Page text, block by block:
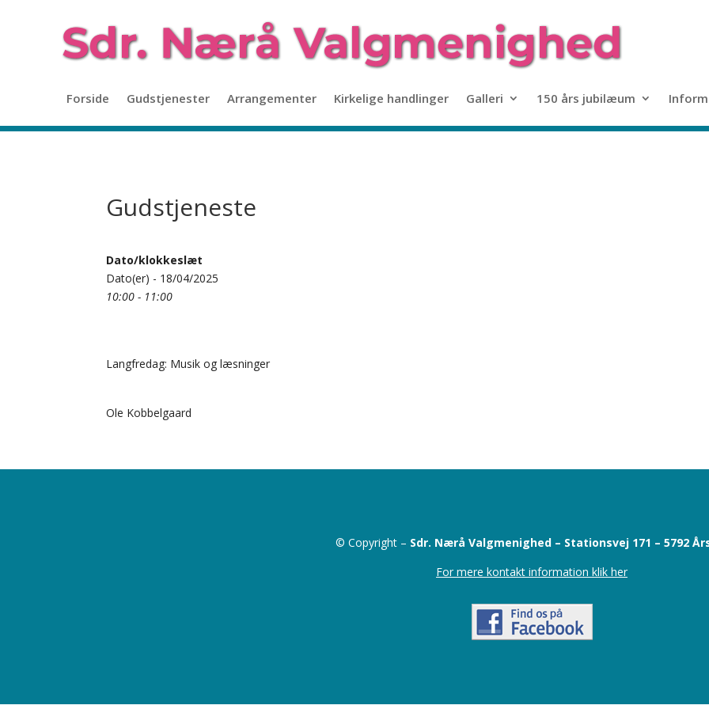
Forside Gudstjenester Arrangementer Kirkelige handlinger Galleri 150 års jubilæum
Gudstjeneste
Dato/klokkeslæt
Dato(er) - 18/04/2025
10:00 - 11:00
Langfredag: Musik og læsninger
Ole Kobbelgaard
© Copyright – Sdr. Nærå Valgmenighed – Stationsvej 171 – 5792
For mere kontakt information klik her